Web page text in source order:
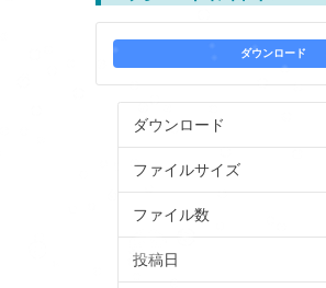
ダウンロード
ダウンロード
ファイルサイズ
ファイル数
投稿日